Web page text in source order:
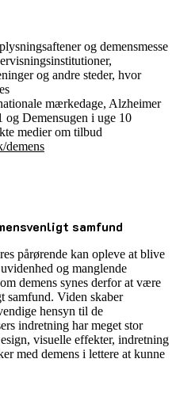
og demensmesse
og andre steder, hvor
mærkedage, Alzheimer
og Demensugen i uge 10
medier om tilbud
demens
samfund
pårørende kan opleve at blive
og manglende
demens synes derfor at være
samfund. Viden skaber
hensyn til de
indretning har meget stor
visuelle effekter, indretning
med demens i lettere at kunne